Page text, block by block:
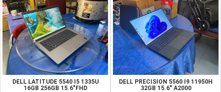
DELL LATITUDE 5540 I5 1335U
16GB 256GB 15.6"FHD
DELL PRECISION 5560 I9 11950H
32GB 15.6" A2000